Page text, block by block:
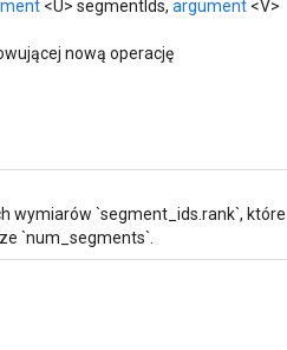
<U> segmentIds, argument <V>
nową operację
wymiarów `segment_ids.rank`, które
`num_segments`.